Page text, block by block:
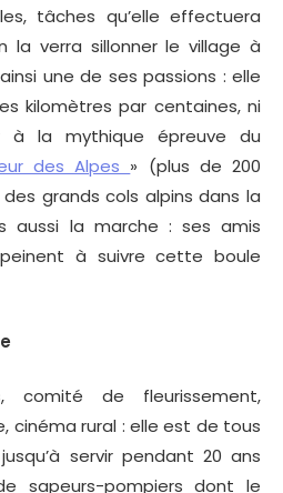
tâches qu’elle effectuera
la verra sillonner le village à
une de ses passions : elle
kilomètres par centaines, ni
à la mythique épreuve du
des Alpes » (plus de 200
grands cols alpins dans la
aussi la marche : ses amis
à suivre cette boule
de fleurissement,
cinéma rural : elle est de tous
servir pendant 20 ans
sapeurs-pompiers dont le